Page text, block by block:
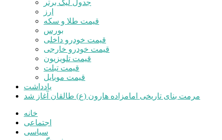
جدول لیگ برتر
ارز
قیمت طلا و سکه
بورس
قیمت خودرو داخلی
قیمت خودرو خارجی
قیمت تلویزیون
قیمت تبلت
قیمت موبایل
یادداشت
مرمت بنای تاریخی امامزاده هارون (ع) طالقان آغاز شد
خانه
اجتماعی
سیاسی